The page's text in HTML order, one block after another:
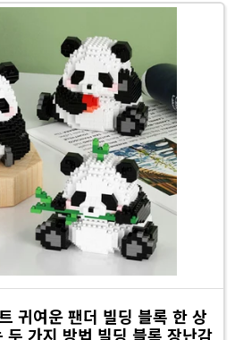
귀여운 팬더 빌딩 블록 한 상
두 가지 방법 빌딩 블록 장난감